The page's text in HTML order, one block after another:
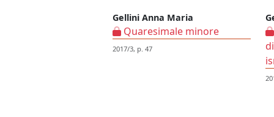
Gellini Anna Maria
Quaresimale minore
2017/3, p. 47